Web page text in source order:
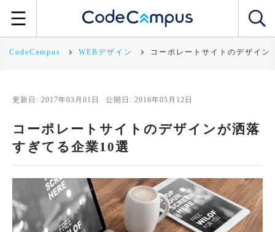
CodeCampus WEBデザイン コーポレートサイトのデザイン
更新日: 2017年03月01日 公開日: 2016年05月12日
コーポレートサイトのデザインが洒落
すぎてる企業10選